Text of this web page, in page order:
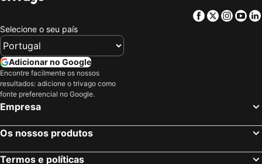
Facebook
Twitter
Selecione o seu país
Adicionar no Google
Encontre facilmente os nossos
resultados: adicione o trivago como
fonte preferencial no Google.
Empresa
Os nossos produtos
Termos e políticas